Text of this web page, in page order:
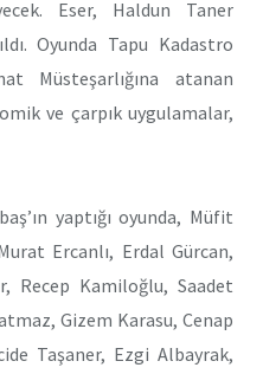
Eser, Haldun Taner
Oyunda Tapu Kadastro
Müsteşarlığına atanan
ve çarpık uygulamalar,
yaptığı oyunda, Müfit
Ercanlı, Erdal Gürcan,
Recep Kamiloğlu, Saadet
Gizem Karasu, Cenap
Taşaner, Ezgi Albayrak,